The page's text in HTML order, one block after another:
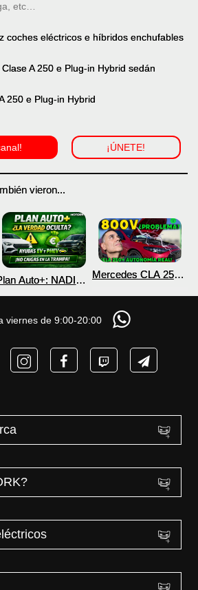
etc…
coches eléctricos e híbridos enchufables
A 250 e Plug-in Hybrid sedán
250 e Plug-in Hybrid
¡ÚNETE!
vieron...
Auto+: NADIE
coches eléctricos y
2026
Mercedes CLA 250+
COCHE que NO lo
necesita? PRUEBA
de AUTONOMÍA
viernes de 9:00-20:00